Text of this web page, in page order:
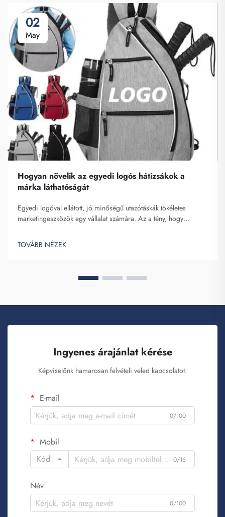
02
May
Hogyan növelik az egyedi logós hátizsákok a
márka láthatóságát
Egyedi logóval ellátott, jó minőségű utazótáskák tökéletes
marketingeszközök egy vállalat számára. Az a tény, hogy
hangsúlyozható elég erősen. Minden egyes alkalommal, amikor
az illető a hátán viseli az Ön utazótáskáját...
TOVÁBB NÉZEK
Ingyenes árajánlat kérése
Képviselőnk hamarosan felvételi veled kapcsolatot.
E-mail
0/100
Mobil
Kód
0/16
Név
0/100